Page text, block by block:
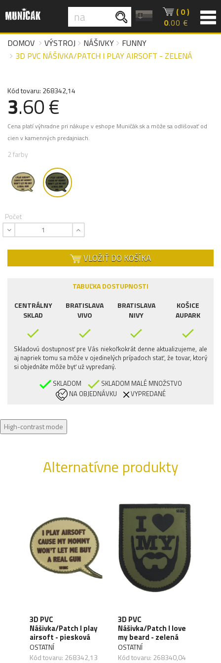
( 0 )
0.00 €
DOMOV
VÝSTROJ NÁŠIVKY
FUNNY
3D PVC NÁŠIVKA/PATCH I PLAY AIRSOFT - ZELENÁ
Kód tovaru: 268342,14
3.60 €
Cena platí výhradne pri nákupe v eshope Muničák.sk a môže sa odlišovať od
cien v kamenných predajniach.
2 farby
Počet
VLOŽIŤ DO KOŠÍKA
TABUĽKA DOSTUPNOSTI
CENTRÁLNY
SKLAD
BRATISLAVA
VIVO
BRATISLAVA
NIVY
KOŠICE
AUPARK
Skladovú dostupnosť pre Vás niekoľkokrát denne aktualizujeme, ale
aj napriek tomu sa môže v ojedinelých prípadoch stať, že tovar, ktorý
si objednáte môže byť už vypredaný.
SKLADOM
SKLADOM MALÉ MNOŽSTVO
NA OBJEDNÁVKU
VYPREDANÉ
High-contrast mode
Alternatívne produkty
3D PVC
Nášivka/Patch I play
airsoft - piesková
OSTATNÍ
Kód tovaru: 268342,13
3D PVC
Nášivka/Patch I love
my beard - zelená
OSTATNÍ
Kód tovaru: 268340,04